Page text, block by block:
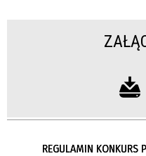
REGULAMIN KONKURS